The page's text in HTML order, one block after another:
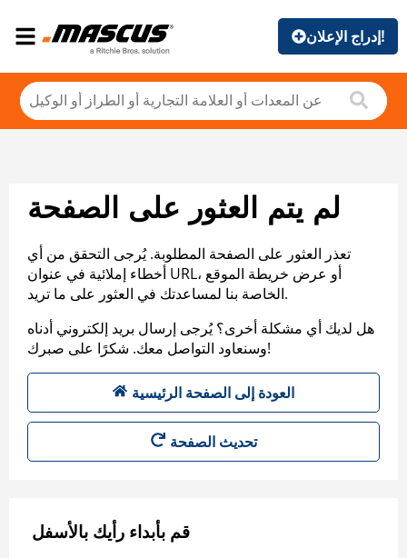
إدراج الإعلان!
لم يتم العثور على الصفحة
تعذر العثور على الصفحة المطلوبة. يُرجى التحقق من أي
أخطاء إملائية في عنوان URL، أو عرض خريطة الموقع
الخاصة بنا لمساعدتك في العثور على ما تريد.
هل لديك أي مشكلة أخرى؟ يُرجى إرسال بريد إلكتروني أدناه
وسنعاود التواصل معك. شكرًا على صبرك!
العودة إلى الصفحة الرئيسية
تحديث الصفحة
قم بأبداء رأيك بالأسفل